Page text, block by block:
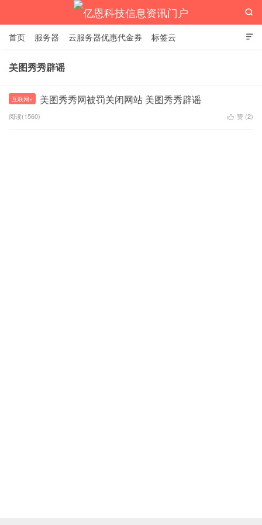
亿恩科技信息资讯门户

首页 服务器 云服务器优惠代金券 标签云

美图秀秀辟谣
互联网+ 美图秀秀网被罚关闭网站 美图秀秀辟谣
阅读(1560)  赞 (2)